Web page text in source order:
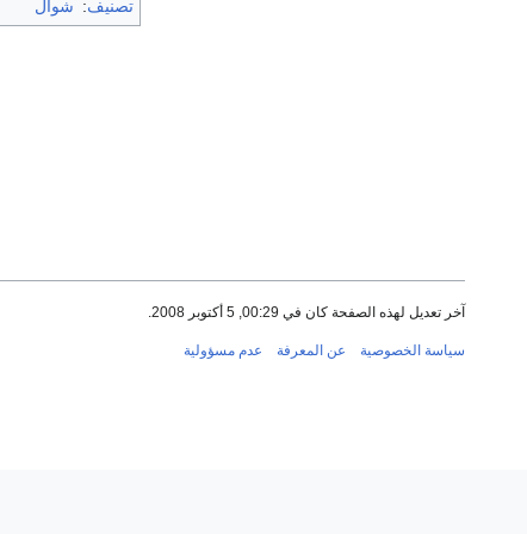
تصنيف: شوال
آخر تعديل لهذه الصفحة كان في 00:29, 5 أكتوبر 2008.
سياسة الخصوصية عن المعرفة عدم مسؤولية